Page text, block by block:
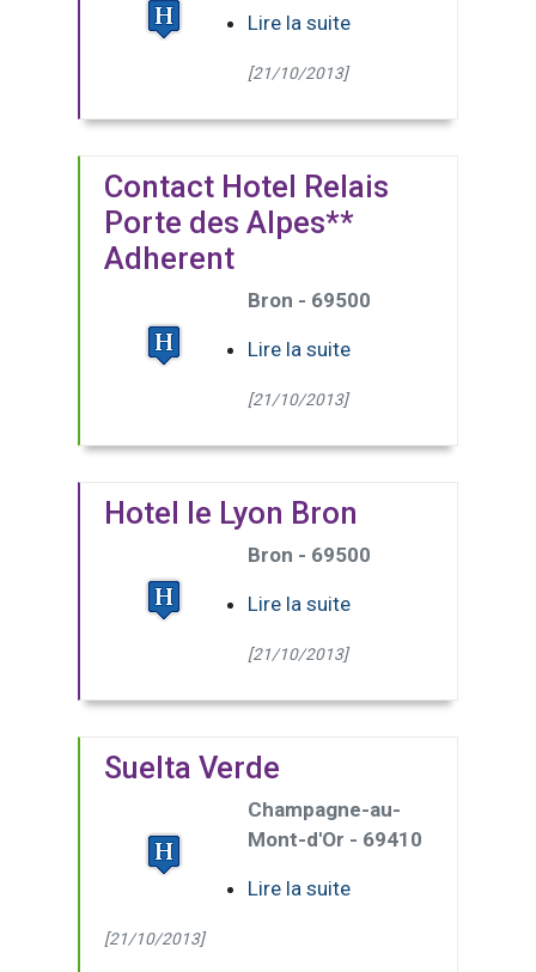
Lire la suite
[21/10/2013]
Contact Hotel Relais
Porte des Alpes**
Adherent
Bron - 69500
Lire la suite
[21/10/2013]
Hotel le Lyon Bron
Bron - 69500
Lire la suite
[21/10/2013]
Suelta Verde
Champagne-au-
Mont-d'Or - 69410
Lire la suite
[21/10/2013]